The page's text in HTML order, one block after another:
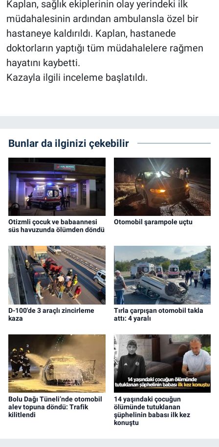
Kaplan, sağlık ekiplerinin olay yerindeki ilk
müdahalesinin ardından ambulansla özel bir
hastaneye kaldırıldı. Kaplan, hastanede
doktorların yaptığı tüm müdahalelere rağmen
hayatını kaybetti.
Kazayla ilgili inceleme başlatıldı.
Bunlar da ilginizi çekebilir
Otizmli çocuk ve babaannesi
süs havuzunda ölümden döndü
Otomobil şarampole uçtu
D-100'de 3 araçlı zincirleme
kaza
Tırla çarpışan otomobil takla
attı: 4 yaralı
Bolu Dağı Tüneli’nde otomobil
alev topuna döndü: Trafik
kilitlendi
14 yaşındaki çocuğun
ölümünde tutuklanan
şüphelinin babası ilk kez
konuştu